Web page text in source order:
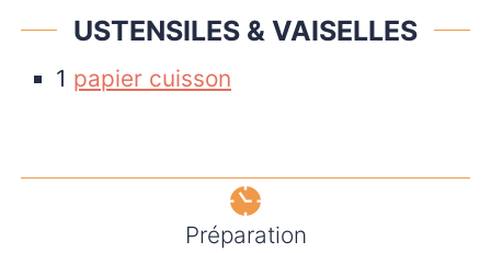
USTENSILES & VAISELLES
1 papier cuisson
Préparation